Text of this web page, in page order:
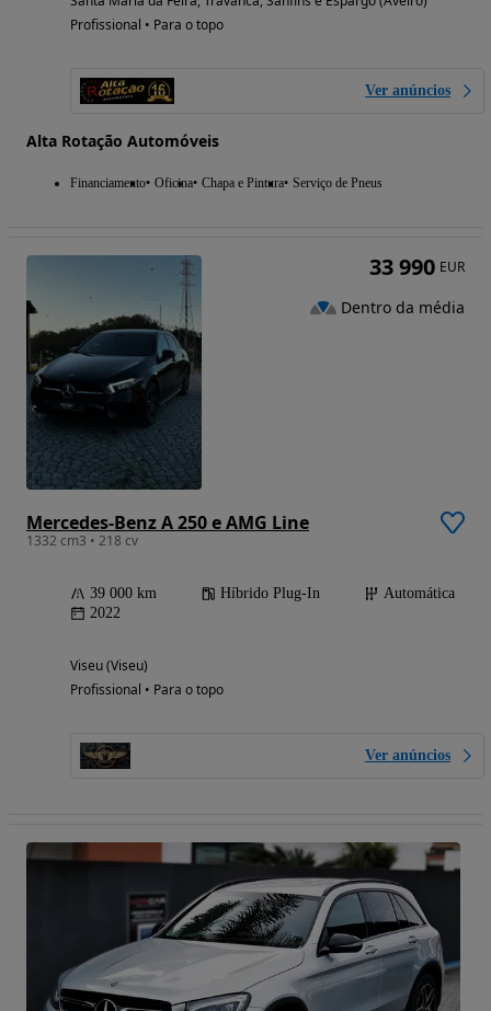
Profissional • Para o topo
Ver anúncios
Alta Rotação Automóveis
Financiamento Oficina Chapa e Pintura Serviço de Pneus
Mercedes-Benz A 250 e AMG Line
1332 cm3 • 218 cv
39 000 km Híbrido Plug-In
Automática
2022
Viseu (Viseu)
Profissional • Para o topo
Ver anúncios
33 990 EUR
Dentro da média